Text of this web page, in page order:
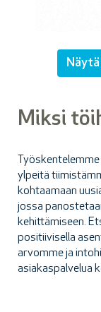
Miksi
ylpeitä
kohtaamaan
jossa
kehittämiseen.
positiivisella
arvomme ja
asiakaspalvelua